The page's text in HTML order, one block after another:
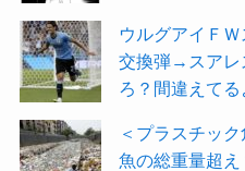
ウルグアイＦ
交換弾→スアレ
ろ？間違えてる
＜プラスチッ
魚の総重量超